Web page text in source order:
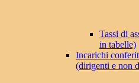
Tassi di
in tabelle)
Incarichi
(dirigenti e non